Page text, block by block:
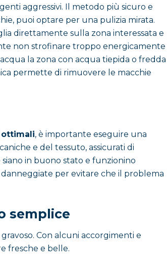
aggressivi. Il metodo più sicuro e
puoi optare per una pulizia mirata.
direttamente sulla zona interessata e
non strofinare troppo energicamente
la zona con acqua tiepida o fredda
permette di rimuovere le macchie
ottimali, è importante eseguire una
e del tessuto, assicurati di
in buono stato e funzionino
per evitare che il problema
semplice
Con alcuni accorgimenti e
fresche e belle.